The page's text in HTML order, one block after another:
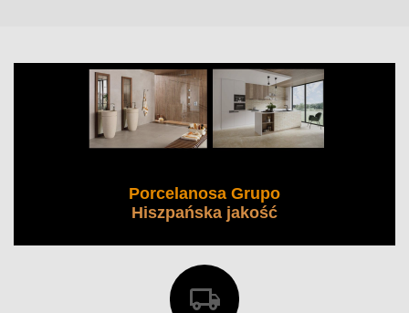
Porcelanosa Grupo
Hiszpańska jakość